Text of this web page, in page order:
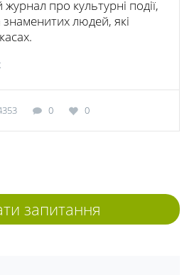
про культурні події,
людей, які
0 0
запитання